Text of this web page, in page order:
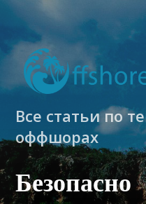
Все статьи по
оффшорах
Безопасно